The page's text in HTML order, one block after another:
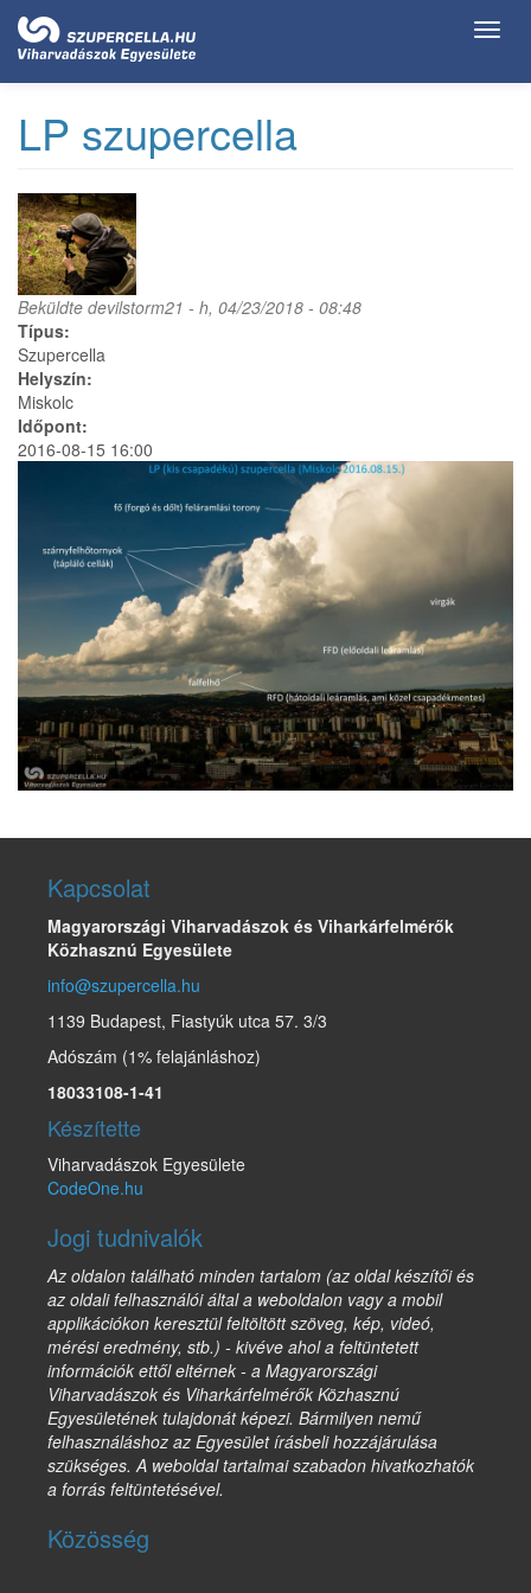
Ugrás
tartalomra
LP szupercella
Beküldte devilstorm21 - h, 04/23/2018 - 08:48
Típus:
Szupercella
Helyszín:
Miskolc
Időpont:
2016-08-15 16:00
Kapcsolat
Magyarországi Viharvadászok és Viharkárfelmérők
Közhasznú Egyesülete
info@szupercella.hu
1139 Budapest, Fiastyúk utca 57. 3/3
Adószám (1% felajánláshoz)
18033108-1-41
Készítette
Viharvadászok Egyesülete
CodeOne.hu
Jogi tudnivalók
Az oldalon található minden tartalom (az oldal készítői és
az oldali felhasználói által a weboldalon vagy a mobil
applikációkon keresztül feltöltött szöveg, kép, videó,
mérési eredmény, stb.) - kivéve ahol a feltüntetett
információk ettől eltérnek - a Magyarországi
Viharvadászok és Viharkárfelmérők Közhasznú
Egyesületének tulajdonát képezi. Bármilyen nemű
felhasználáshoz az Egyesület írásbeli hozzájárulása
szükséges. A weboldal tartalmai szabadon hivatkozhatók
a forrás feltüntetésével.
Közösség